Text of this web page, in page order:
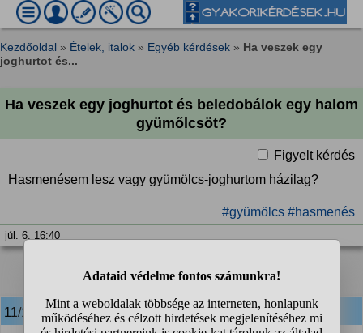
Kezdőoldal » Ételek, italok » Egyéb kérdések » Ha veszek egy
joghurtot és...
Ha veszek egy joghurtot és beledobálok egy halom
gyümőlcsöt?
Figyelt kérdés
Hasmenésem lesz vagy gyümölcs-joghurtom házilag?
#gyümölcs #hasmenés
júl. 6. 16:40
❮ 1 2
11/12 anonim válasza: